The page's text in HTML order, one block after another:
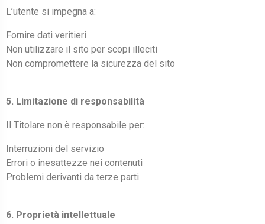
L’utente si impegna a:
Fornire dati veritieri
Non utilizzare il sito per scopi illeciti
Non compromettere la sicurezza del sito
5. Limitazione di responsabilità
Il Titolare non è responsabile per:
Interruzioni del servizio
Errori o inesattezze nei contenuti
Problemi derivanti da terze parti
6. Proprietà intellettuale